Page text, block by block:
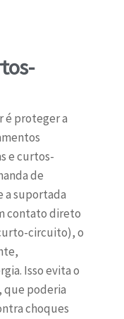
é proteger a
e curtos-
de
a suportada
contato direto
circuito), o
Isso evita o
que poderia
choques